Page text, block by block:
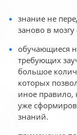
знание не
заново в
обучающиеся
требующих
большое
которых
иное правило,
уже
знаний.